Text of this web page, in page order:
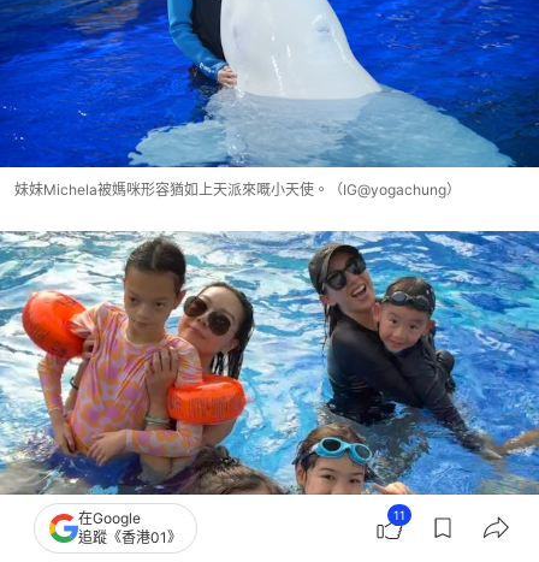
妹妹Michela被媽咪形容猶如上天派來嘅小天使。（IG@yogachung）
在Google
追蹤《香港01》
11